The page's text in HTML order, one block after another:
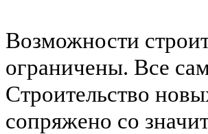
Возможности
ограничены. Все
Строительство
сопряжено со